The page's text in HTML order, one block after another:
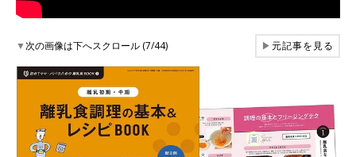
▼次の画像は下へスクロール (7/44) ▶元記事を見る